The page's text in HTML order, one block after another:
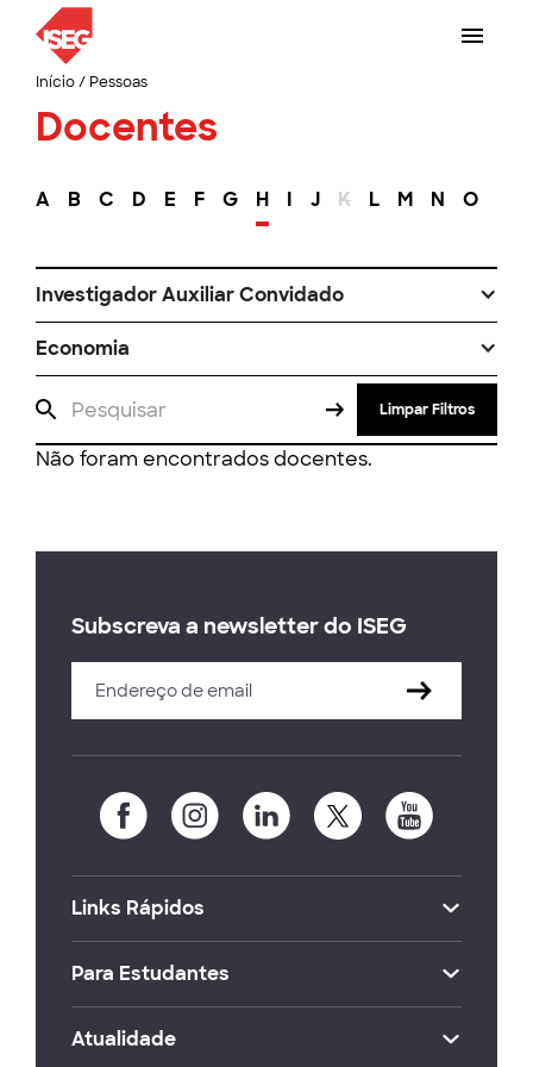
Início/ Pessoas
Docentes
A B C D E F G H I J K L M N O
Investigador Auxiliar Convidado
Economia
Limpar Filtros
Não foram encontrados docentes.
Subscreva a newsletter do ISEG
Links Rápidos
Para Estudantes
Atualidade